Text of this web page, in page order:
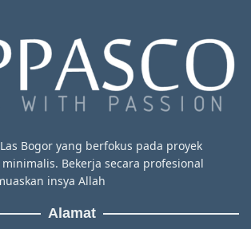
Bogor yang berfokus pada proyek
Bekerja secara profesional
insya Allah
Alamat